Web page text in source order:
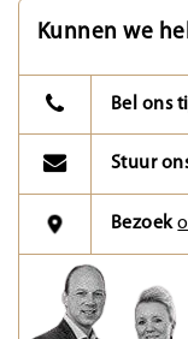
Kunnen we
Bel ons
Stuur
Bezoek